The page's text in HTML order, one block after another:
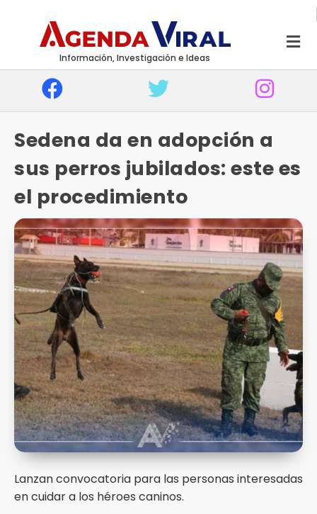
Información, Investigación e Ideas
Sedena da en adopción a
sus perros jubilados: este es
el procedimiento
Lanzan convocatoria para las personas interesadas
en cuidar a los héroes caninos.